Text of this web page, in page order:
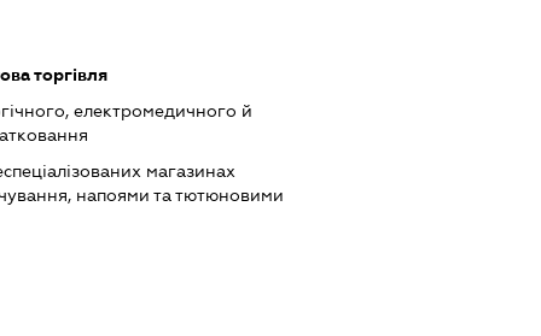
торгівля
електромедичного й
магазинах
напоями та тютюновими